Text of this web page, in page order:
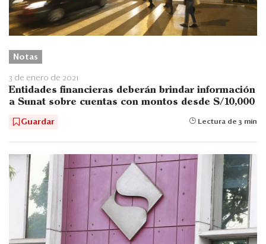
Notas
3 de enero de 2021
Entidades financieras deberán brindar información
a Sunat sobre cuentas con montos desde S/10,000
Guardar Lectura de 3 min